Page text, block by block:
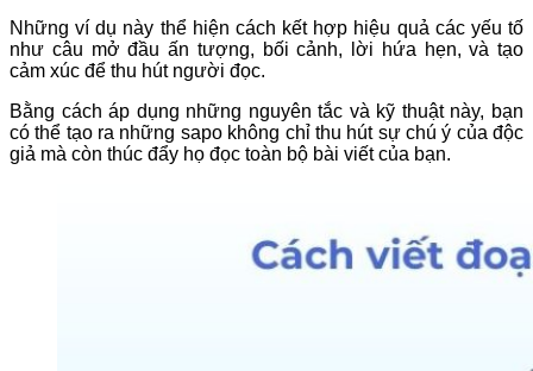
Những ví dụ này thể hiện cách kết hợp hiệu quả các yếu tố
như câu mở đầu ấn tượng, bối cảnh, lời hứa hẹn, và tạo
cảm xúc để thu hút người đọc.
Bằng cách áp dụng những nguyên tắc và kỹ thuật này, bạn
có thể tạo ra những sapo không chỉ thu hút sự chú ý của độc
giả mà còn thúc đẩy họ đọc toàn bộ bài viết của bạn.